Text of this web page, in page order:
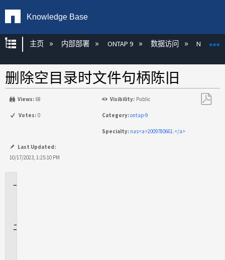
Knowledge Base
扩展/隐缩全局层次
主页 内部部署 ONTAP 9 数据访问 NAS
删除空目录时文件句柄陈旧
Views: 68 Visibility: Public
Votes: 0 Category:ontap-9
Specialty: nas<a>2009780661.</a>
Last Updated:
10/17/2023, 1:25:10 PM